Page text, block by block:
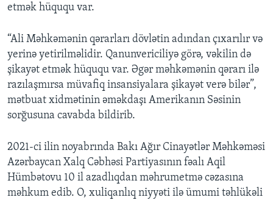
etmək hüququ var.
“Ali Məhkəmənin qərarları dövlətin adından çıxarılır və
yerinə yetirilməlidir. Qanunvericiliyə görə, vəkilin də
şikayət etmək hüququ var. Əgər məhkəmənin qərarı ilə
razılaşmırsa müvafiq insansiyalara şikayət verə bilər”,
mətbuat xidmətinin əməkdaşı Amerikanın Səsinin
sorğusuna cavabda bildirib.
2021-ci ilin noyabrında Bakı Ağır Cinayətlər Məhkəməsi
Azərbaycan Xalq Cəbhəsi Partiyasının fəalı Aqil
Hümbətovu 10 il azadlıqdan məhrumetmə cəzasına
məhkum edib. O, xuliqanlıq niyyəti ilə ümumi təhlükəli